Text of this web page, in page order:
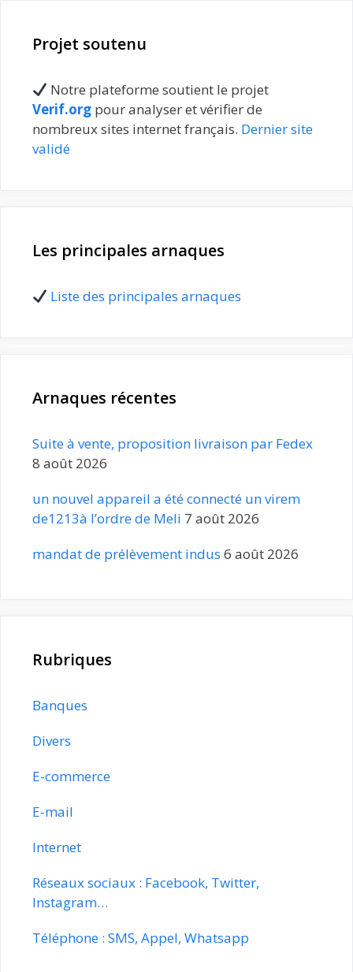
Projet soutenu
Notre plateforme soutient le projet
Verif.org pour analyser et vérifier de
nombreux sites internet français. Dernier site
validé
Les principales arnaques
Liste des principales arnaques
Arnaques récentes
Suite à vente, proposition livraison par Fedex
8 août 2026
un nouvel appareil a été connecté un virem
de1213à l’ordre de Meli 7 août 2026
mandat de prélèvement indus 6 août 2026
Rubriques
Banques
Divers
E-commerce
E-mail
Internet
Réseaux sociaux : Facebook, Twitter,
Instagram…
Téléphone : SMS, Appel, Whatsapp